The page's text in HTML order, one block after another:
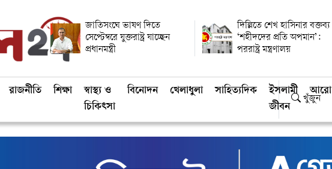
জাতিসংঘে ভাষণ দিতে
সেপ্টেম্বরে যুক্তরাষ্ট্র যাচ্ছেন
প্রধানমন্ত্রী
দিল্লিতে শেখ হাসিনার বক্তব্য
‘শহীদদের প্রতি অপমান’:
পররাষ্ট্র মন্ত্রণালয়
রাজনীতি শিক্ষা
স্বাস্থ্য ও
চিকিৎসা
বিনোদন খেলাধুলা সাহিত্যদিক
ইসলামী
জীবন
আরো
খুঁজুন